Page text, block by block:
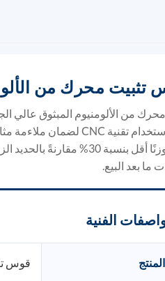
تثبيت محرك من
المتانة وزنًا أقل بنسبة
ما بعد البيع.
الفنية
قوس